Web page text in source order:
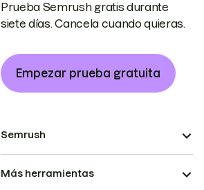
Prueba Semrush gratis durante
siete días. Cancela cuando quieras.
Empezar prueba gratuita
Semrush
Más herramientas